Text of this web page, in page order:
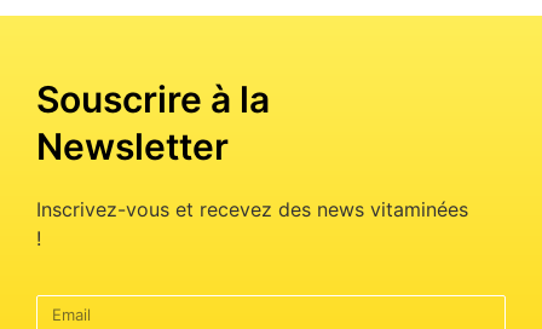
Souscrire à la
Newsletter
Inscrivez-vous et recevez des news vitaminées
!